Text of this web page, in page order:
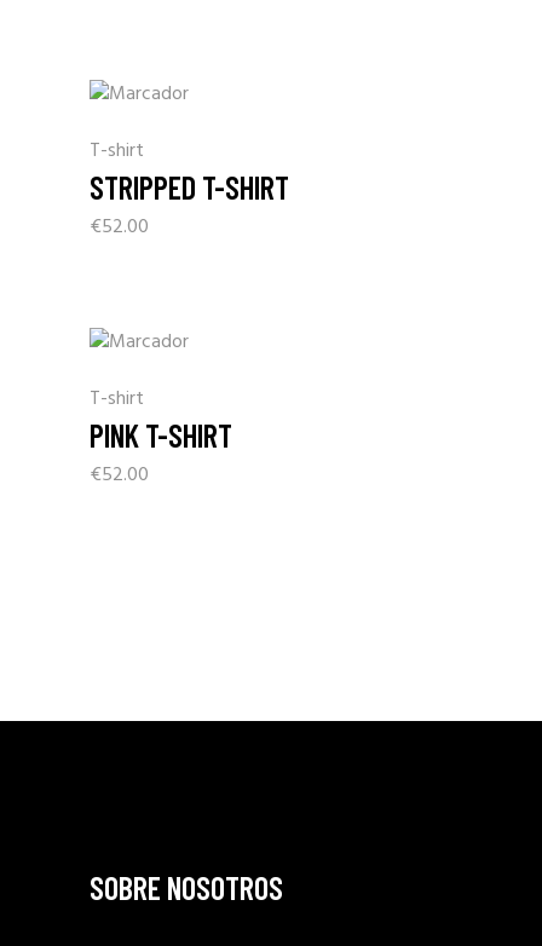
T-shirt
STRIPPED T-SHIRT
€52.00
T-shirt
PINK T-SHIRT
€52.00
SOBRE NOSOTROS